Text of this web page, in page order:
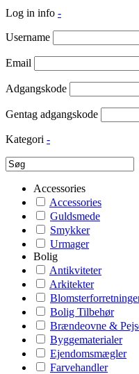
Log in info -
Username
Email
Adgangskode
Gentag adgangskode
Kategori -
Accessories
Accessories
Guldsmede
Smykker
Urmager
Bolig
Antikviteter
Arkitekter
Bolig Tilbehør
Brændeovne &
Byggematerialer
Ejendomsmægler
Farvehandler